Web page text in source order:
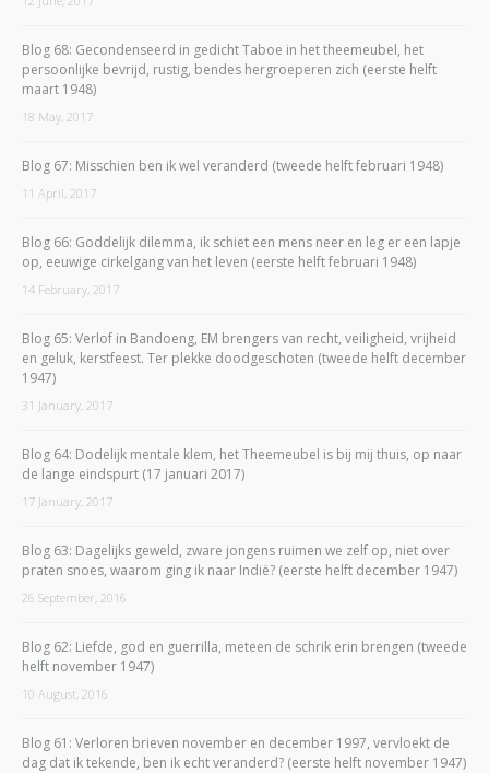
Blog 68: Gecondenseerd in gedicht Taboe in het theemeubel, het
persoonlijke bevrijd, rustig, bendes hergroeperen zich (eerste helft
maart 1948)
18 May, 2017
Blog 67: Misschien ben ik wel veranderd (tweede helft februari 1948)
11 April, 2017
Blog 66: Goddelijk dilemma, ik schiet een mens neer en leg er een lapje
op, eeuwige cirkelgang van het leven (eerste helft februari 1948)
14 February, 2017
Blog 65: Verlof in Bandoeng, EM brengers van recht, veiligheid, vrijheid
en geluk, kerstfeest. Ter plekke doodgeschoten (tweede helft december
1947)
31 January, 2017
Blog 64: Dodelijk mentale klem, het Theemeubel is bij mij thuis, op naar
de lange eindspurt (17 januari 2017)
17 January, 2017
Blog 63: Dagelijks geweld, zware jongens ruimen we zelf op, niet over
praten snoes, waarom ging ik naar Indië? (eerste helft december 1947)
26 September, 2016
Blog 62: Liefde, god en guerrilla, meteen de schrik erin brengen (tweede
helft november 1947)
10 August, 2016
Blog 61: Verloren brieven november en december 1997, vervloekt de
dag dat ik tekende, ben ik echt veranderd? (eerste helft november 1947)